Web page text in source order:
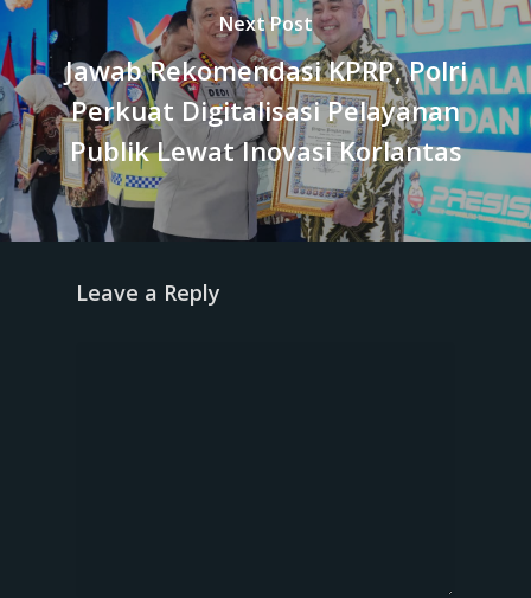
Next Post
Jawab Rekomendasi KPRP, Polri
Perkuat Digitalisasi Pelayanan
Publik Lewat Inovasi Korlantas
Leave a Reply